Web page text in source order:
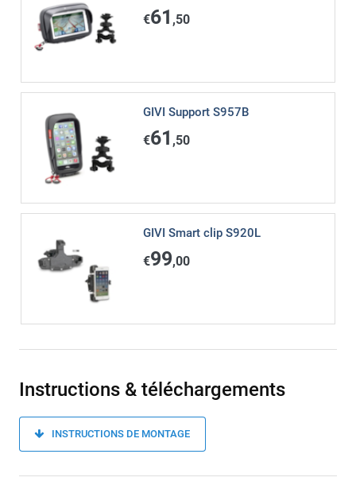
€61 ,50
GIVI Support S957B
€61 ,50
GIVI Smart clip S920L
€99,00
Instructions & téléchargements
INSTRUCTIONS DE MONTAGE